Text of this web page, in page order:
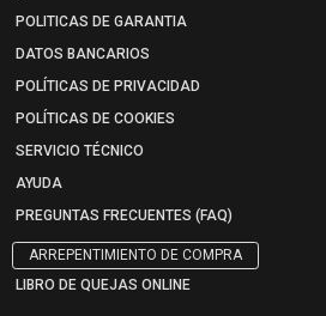
POLITICAS DE GARANTIA
DATOS BANCARIOS
POLÍTICAS DE PRIVACIDAD
POLÍTICAS DE COOKIES
SERVICIO TÉCNICO
AYUDA
PREGUNTAS FRECUENTES (FAQ)
ARREPENTIMIENTO DE COMPRA
LIBRO DE QUEJAS ONLINE